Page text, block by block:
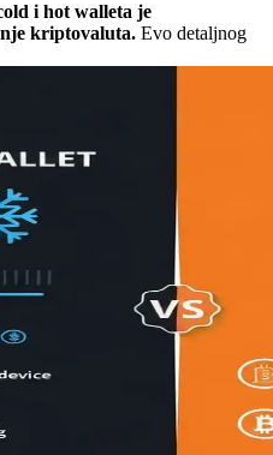
i hot walleta je
kriptovaluta. Evo detaljnog